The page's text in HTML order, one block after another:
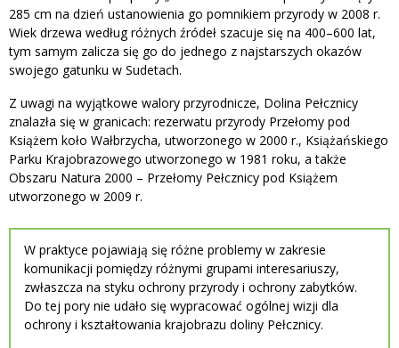
285 cm na dzień ustanowienia go pomnikiem przyrody w 2008 r.
Wiek drzewa według różnych źródeł szacuje się na 400–600 lat,
tym samym zalicza się go do jednego z najstarszych okazów
swojego gatunku w Sudetach.
Z uwagi na wyjątkowe walory przyrodnicze, Dolina Pełcznicy
znalazła się w granicach: rezerwatu przyrody Przełomy pod
Książem koło Wałbrzycha, utworzonego w 2000 r., Książańskiego
Parku Krajobrazowego utworzonego w 1981 roku, a także
Obszaru Natura 2000 – Przełomy Pełcznicy pod Książem
utworzonego w 2009 r.
W praktyce pojawiają się różne problemy w zakresie
komunikacji pomiędzy różnymi grupami interesariuszy,
zwłaszcza na styku ochrony przyrody i ochrony zabytków.
Do tej pory nie udało się wypracować ogólnej wizji dla
ochrony i kształtowania krajobrazu doliny Pełcznicy.